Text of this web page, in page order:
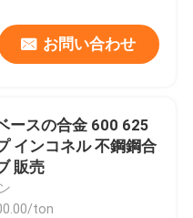
お問い合わせ
ースの合金 600 625
インコネル 不鋼鋼合
販売
ton